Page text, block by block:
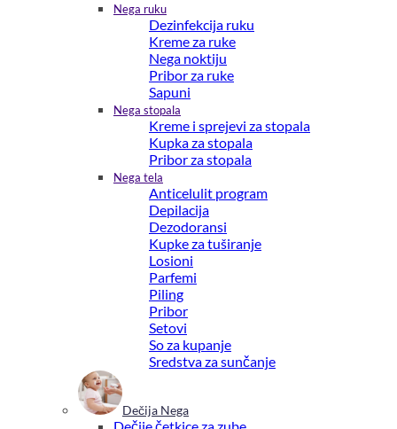
Nega ruku
Dezinfekcija ruku
Kreme za ruke
Nega noktiju
Pribor za ruke
Sapuni
Nega stopala
Kreme i sprejevi za stopala
Kupka za stopala
Pribor za stopala
Nega tela
Anticelulit program
Depilacija
Dezodoransi
Kupke za tuširanje
Losioni
Parfemi
Piling
Pribor
Setovi
So za kupanje
Sredstva za sunčanje
Dečija Nega